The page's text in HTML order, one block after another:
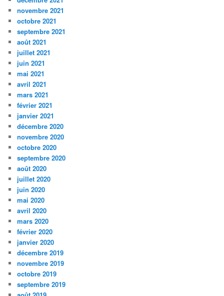
novembre 2021
octobre 2021
septembre 2021
août 2021
juillet 2021
juin 2021
mai 2021
avril 2021
mars 2021
février 2021
janvier 2021
décembre 2020
novembre 2020
octobre 2020
septembre 2020
août 2020
juillet 2020
juin 2020
mai 2020
avril 2020
mars 2020
février 2020
janvier 2020
décembre 2019
novembre 2019
octobre 2019
septembre 2019